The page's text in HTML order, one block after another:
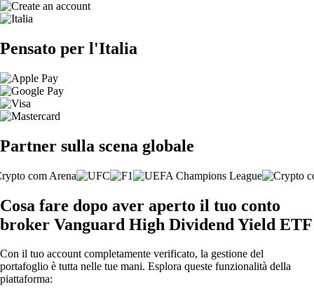
Pensato per l'Italia
Partner sulla scena globale
Cosa fare dopo aver aperto il tuo conto
broker Vanguard High Dividend Yield ETF
Con il tuo account completamente verificato, la gestione del
portafoglio è tutta nelle tue mani. Esplora queste funzionalità della
piattaforma: